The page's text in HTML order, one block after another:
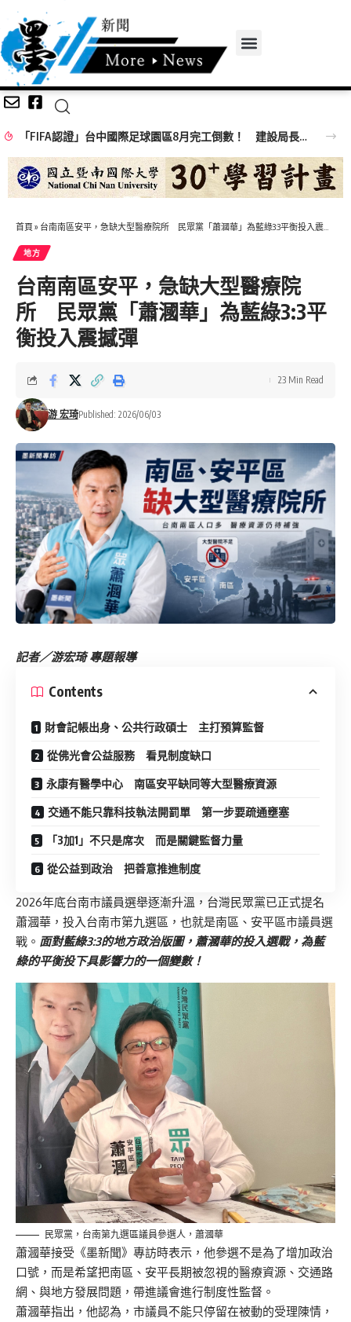
首頁 » 台南南區安平，急缺大型醫療院所 民眾黨「蕭漍華」為藍綠3:3平衡投入震撼彈
地方
台南南區安平，急缺大型醫療院
所 民眾黨「蕭漍華」為藍綠3:3平
衡投入震撼彈
游 宏琦Published: 2026/06/03
23 Min Read
記者／游宏琦 專題報導
Contents
財會記帳出身、公共行政碩士 主打預算監督
從佛光會公益服務 看見制度缺口
永康有醫學中心 南區安平缺同等大型醫療資源
交通不能只靠科技執法開罰單 第一步要疏通壅塞
「3加1」不只是席次 而是關鍵監督力量
從公益到政治 把善意推進制度
2026年底台南市議員選舉逐漸升溫，台灣民眾黨已正式提名
蕭漍華，投入台南市第九選區，也就是南區、安平區市議員選
戰。 面對藍綠3:3的地方政治版圖，蕭漍華的投入選戰，為藍
綠的平衡投下具影響力的一個變數！
民眾黨，台南第九選區議員參選人，蕭漍華
蕭漍華接受《墨新聞》專訪時表示，他參選不是為了增加政治
口號，而是希望把南區、安平長期被忽視的醫療資源、交通路
網、與地方發展問題，帶進議會進行制度性監督。
蕭漍華指出，他認為，市議員不能只停留在被動的受理陳情，